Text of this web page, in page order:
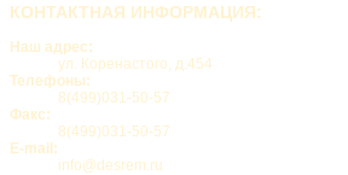
КОНТАКТНАЯ ИНФОРМАЦИЯ:
Наш адрес:
ул. Коренастого, д.454
Телефоны:
8(499)031-50-57
Факс:
8(499)031-50-57
E-mail:
info@desrem.ru